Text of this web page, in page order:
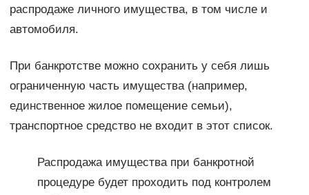
распродаже личного имущества, в том числе и
автомобиля.
При банкротстве можно сохранить у себя лишь
ограниченную часть имущества (например,
единственное жилое помещение семьи),
транспортное средство не входит в этот список.
Распродажа имущества при банкротной
процедуре будет проходить под контролем